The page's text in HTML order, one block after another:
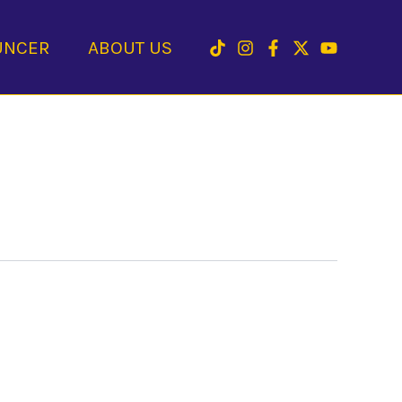
ABOUT US